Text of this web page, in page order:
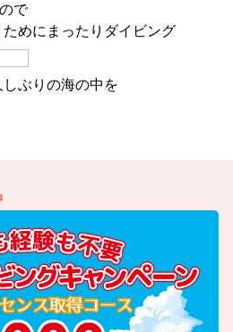
で
めにまったりダイビング
ぶりの海の中を